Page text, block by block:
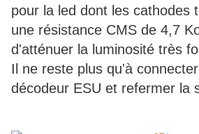
pour la led dont les cathodes
une résistance CMS de 4,7
d'atténuer la luminosité très
Il ne reste plus qu'à
décodeur ESU et refermer la